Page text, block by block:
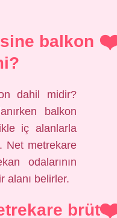
balkon
dahil midir?
balkon
iç alanlarla
Net metrekare
odalarının
alanı belirler.
brüt